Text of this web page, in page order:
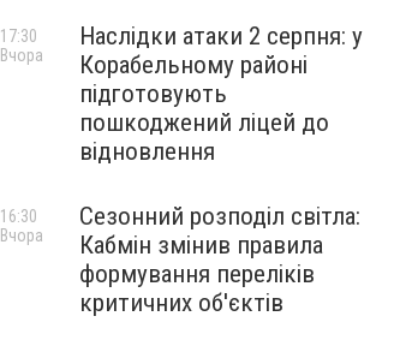
Наслідки атаки 2 серпня: у
Корабельному районі
підготовують
пошкоджений ліцей до
відновлення
17:30
Вчора
Сезонний розподіл світла:
Кабмін змінив правила
формування переліків
критичних об'єктів
16:30
Вчора